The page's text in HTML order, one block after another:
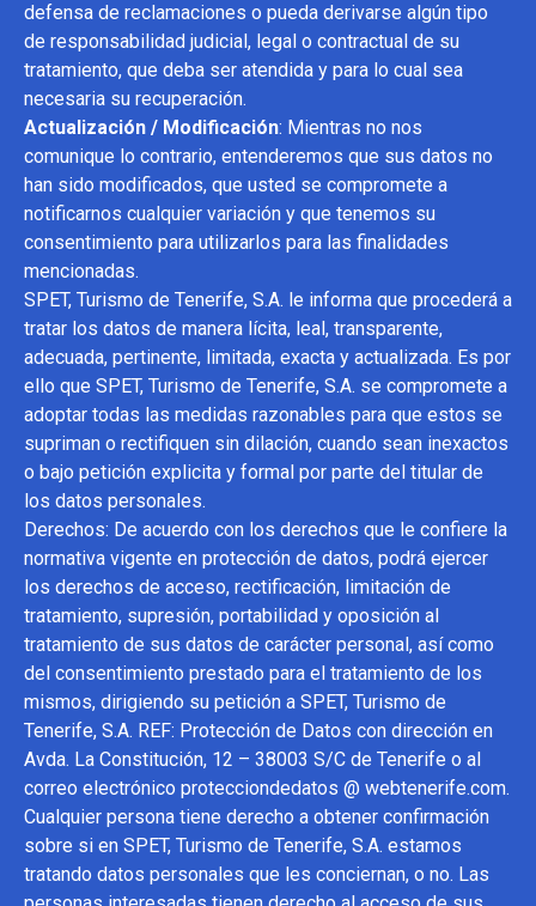
defensa de reclamaciones o pueda derivarse algún tipo
de responsabilidad judicial, legal o contractual de su
tratamiento, que deba ser atendida y para lo cual sea
necesaria su recuperación.
Actualización / Modificación: Mientras no nos
comunique lo contrario, entenderemos que sus datos no
han sido modificados, que usted se compromete a
notificarnos cualquier variación y que tenemos su
consentimiento para utilizarlos para las finalidades
mencionadas.
SPET, Turismo de Tenerife, S.A. le informa que procederá a
tratar los datos de manera lícita, leal, transparente,
adecuada, pertinente, limitada, exacta y actualizada. Es por
ello que SPET, Turismo de Tenerife, S.A. se compromete a
adoptar todas las medidas razonables para que estos se
supriman o rectifiquen sin dilación, cuando sean inexactos
o bajo petición explicita y formal por parte del titular de
los datos personales.
Derechos: De acuerdo con los derechos que le confiere la
normativa vigente en protección de datos, podrá ejercer
los derechos de acceso, rectificación, limitación de
tratamiento, supresión, portabilidad y oposición al
tratamiento de sus datos de carácter personal, así como
del consentimiento prestado para el tratamiento de los
mismos, dirigiendo su petición a SPET, Turismo de
Tenerife, S.A. REF: Protección de Datos con dirección en
Avda. La Constitución, 12 – 38003 S/C de Tenerife o al
correo electrónico protecciondedatos @ webtenerife.com.
Cualquier persona tiene derecho a obtener confirmación
sobre si en SPET, Turismo de Tenerife, S.A. estamos
tratando datos personales que les conciernan, o no. Las